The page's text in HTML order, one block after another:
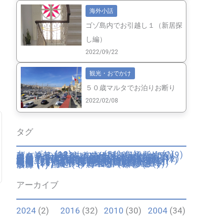
海外小話
ゴゾ島内でお引越し１（新居探
し編）
2022/09/22
観光・おでかけ
５０歳マルタでお泊りお断り
2022/02/08
タグ
あっぱれ (13) いいね (51) お知らせ (1)
びっくり (32) もやもや (29) イギリス (9)
イタリア (222) イタリア妊婦生活 (34)
エンターテイメント (20)
カトリック行事 (26) カルチャー (20)
ゴゾ (93) サイト (7) ショップ (17)
スペイン (1) トリュフ (3) フランス (2)
マルタ (42) ミュージアム (5) 不便 (11)
不動産 (7) 乗物・交通 (16) 仮装 (4)
伝統 (5) 便利 (10) 健康 (19) 回想録 (12)
園芸 (6) 夫のピー太郎 (9)
学校・教育 (24) 容姿 (6) 年末年始 (8)
引越し (11) 役所・警察 (3) 心が痛む (1)
思いふける (8) 成長 (16) 手続き (6)
日本 (10) 日本里帰り (20) 日用品 (2)
時間 (2) 歴史 (7) 歴史的建造物 (8)
気候 (25) 海 (13) 湖 (1) 溜息 (19)
物価 (11) 猫 (12) 画材 (1) 病院 (19)
祝う (21) 穴場 (4) 自動車運転免許 (4)
自然 (14) 菓子 (13) 言語 (9) 跡地 (3)
遺跡 (1) 配送 (5) 食べる・飲む (37)
骸骨 (1)
アーカイブ
2024 (2)
2016 (32)
2010 (30)
2004(34)